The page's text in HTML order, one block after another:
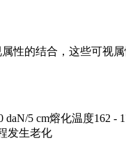
性的结合，这些可视
5 cm熔化温度162 -
发生老化